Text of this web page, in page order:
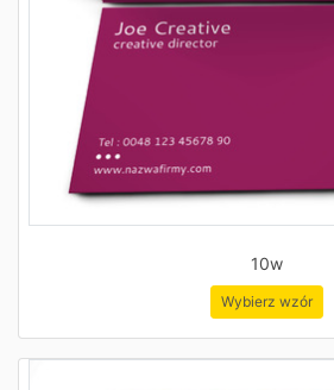
10w
Wybierz wzór